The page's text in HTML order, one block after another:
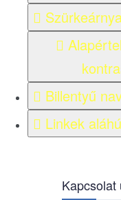
Billentyű
Linkek
Kapcsolat